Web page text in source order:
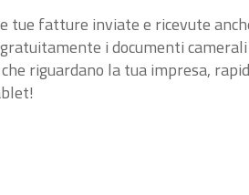
tue fatture inviate e ricevute
i documenti
riguardano la tua impresa,